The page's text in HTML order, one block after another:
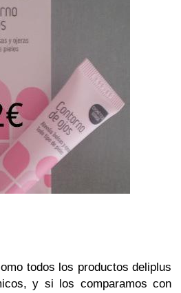
todos los productos deliplus
y si los comparamos con